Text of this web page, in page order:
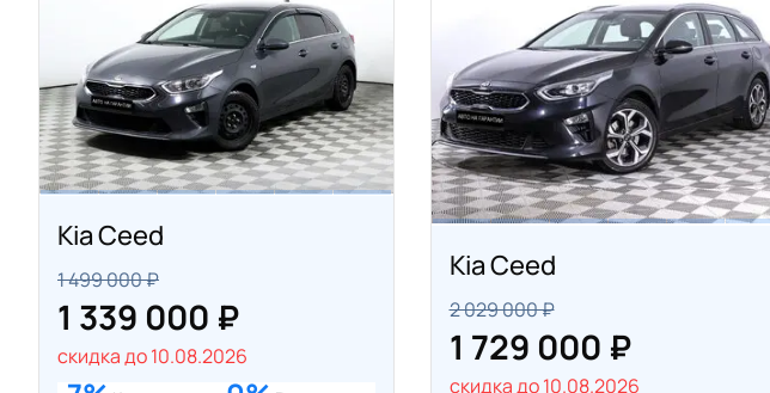
Kia Ceed
1 499 000 ₽
1 339 000 ₽
скидка до 10.08.2026
Kia Ceed
2 029 000 ₽
1 729 000 ₽
скидка до 10.08.2026